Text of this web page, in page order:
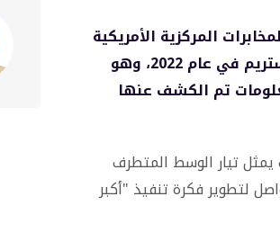
المركزية الأمريكية
(CIA) كانت على علم مسبق بتفاصيل الهجوم على خط أنابيب نورد ستريم في عام 2022، وهو
تم الكشف عنها
تيار الوسط المتطرف
لتطوير فكرة تنفيذ "أكبر